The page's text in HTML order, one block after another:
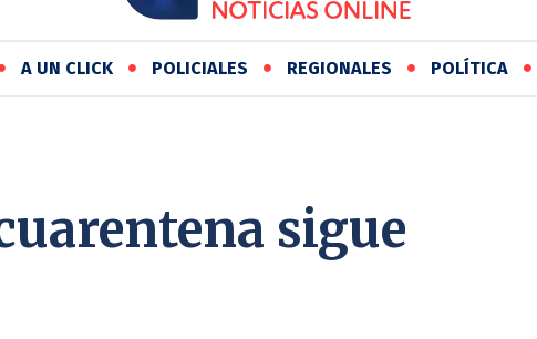
A UN CLICK POLICIALES REGIONALES POLÍTICA
sigue